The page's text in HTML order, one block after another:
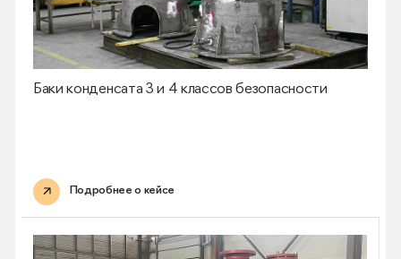
Баки конденсата 3 и 4 классов безопасности
Подробнее о кейсе